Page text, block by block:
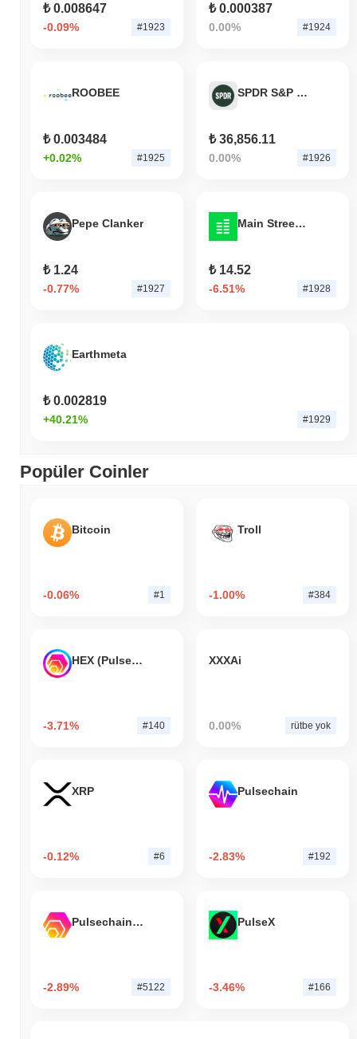
₺ 0.008647
-0.09% #1923
₺ 0.000387
0.00% #1924
ROOBEE
₺ 0.003484
+0.02% #1925
SPDR S&P 500 Tokenized Stock (Reality)
₺ 36,856.11
0.00% #1926
Pepe Clanker
₺ 1.24
-0.77% #1927
Main Street USD
₺ 14.52
-6.51% #1928
Earthmeta
₺ 0.002819
+40.21% #1929
Popüler Coinler
Bitcoin
-0.06% #1
Troll
-1.00% #384
HEX (Pulsechain)
-3.71% #140
XXXAi
0.00% rütbe yok
XRP
-0.12% #6
Pulsechain
-2.83% #192
Pulsechain Bridged HEX (Pulsechain)
-2.89% #5122
PulseX
-3.46% #166